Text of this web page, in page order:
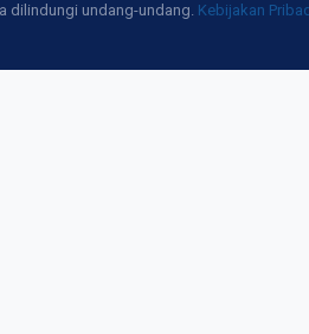
dilindungi undang-undang. Kebijakan